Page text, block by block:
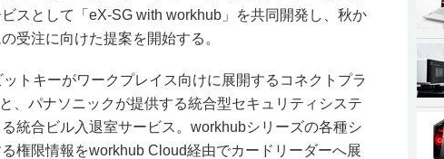
スとして「eX-SG with workhub」を共同開発し、秋か
受注に向けた提案を開始する。
トキーがワークプレイス向けに展開するコネクトプラ
、パナソニックが提供する統合型セキュリティシステ
統合ビル入退室サービス。workhubシリーズの各種シ
権限情報をworkhub Cloud経由でカードリーダーへ展